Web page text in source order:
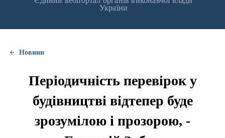
України
Новини
Періодичність перевірок у
будівництві відтепер буде
зрозумілою і прозорою, -